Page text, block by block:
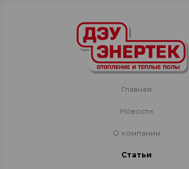
Главная
Новости
О компании
Статьи